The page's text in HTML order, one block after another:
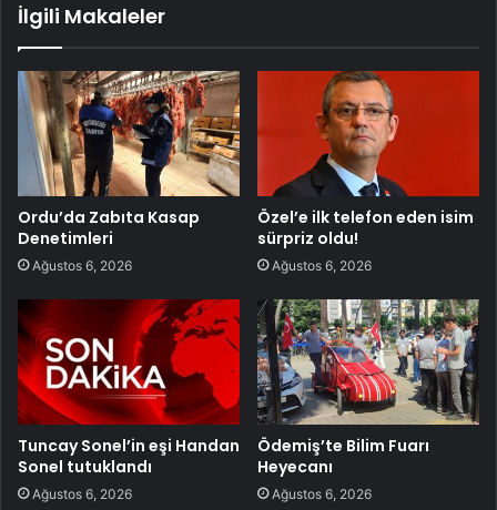
İlgili Makaleler
Ordu’da Zabıta Kasap
Denetimleri
Ağustos 6, 2026
Özel’e ilk telefon eden isim
sürpriz oldu!
Ağustos 6, 2026
Tuncay Sonel’in eşi Handan
Sonel tutuklandı
Ağustos 6, 2026
Ödemiş’te Bilim Fuarı
Heyecanı
Ağustos 6, 2026